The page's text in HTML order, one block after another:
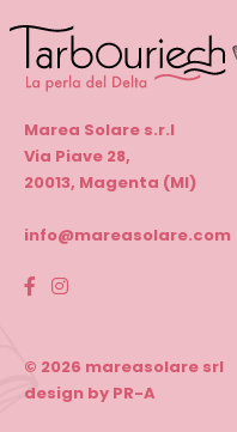
Marea Solare s.r.l
Via Piave 28,
20013, Magenta (MI)
info@mareasolare.com
© 2026 mareasolare srl
design by PR-A